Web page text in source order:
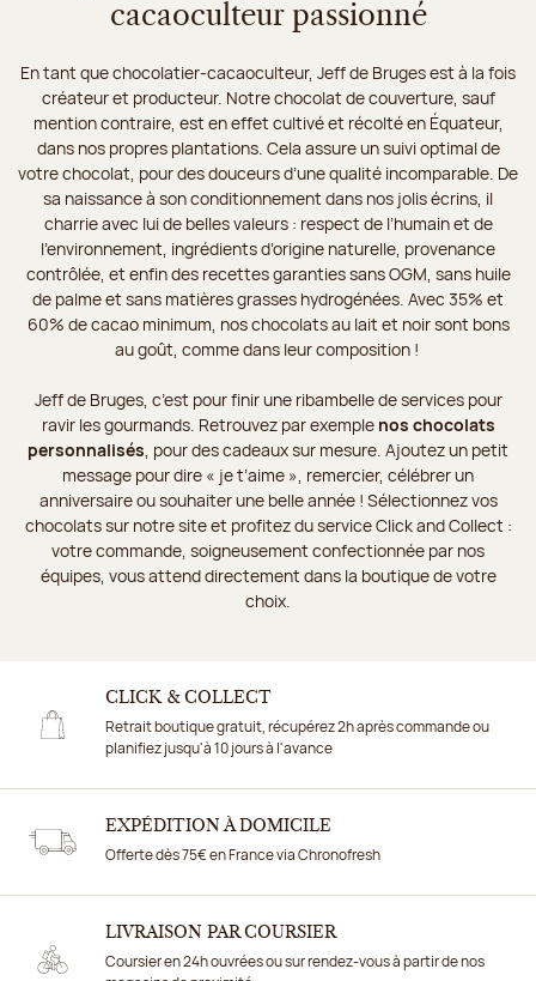
cacaoculteur passionné
En tant que chocolatier-cacaoculteur, Jeff de Bruges est à la fois
créateur et producteur. Notre chocolat de couverture, sauf
mention contraire, est en effet cultivé et récolté en Équateur,
dans nos propres plantations. Cela assure un suivi optimal de
votre chocolat, pour des douceurs d’une qualité incomparable. De
sa naissance à son conditionnement dans nos jolis écrins, il
charrie avec lui de belles valeurs : respect de l’humain et de
l’environnement, ingrédients d’origine naturelle, provenance
contrôlée, et enfin des recettes garanties sans OGM, sans huile
de palme et sans matières grasses hydrogénées. Avec 35% et
60% de cacao minimum, nos chocolats au lait et noir sont bons
au goût, comme dans leur composition !
Jeff de Bruges, c’est pour finir une ribambelle de services pour
ravir les gourmands. Retrouvez par exemple nos chocolats
personnalisés , pour des cadeaux sur mesure. Ajoutez un petit
message pour dire « je t’aime », remercier, célébrer un
anniversaire ou souhaiter une belle année ! Sélectionnez vos
chocolats sur notre site et profitez du service Click and Collect :
votre commande, soigneusement confectionnée par nos
équipes, vous attend directement dans la boutique de votre
choix.
CLICK & COLLECT
Retrait boutique gratuit, récupérez 2h après commande ou
planifiez jusqu'à 10 jours à l'avance
EXPÉDITION À DOMICILE
Offerte dès 75€ en France via Chronofresh
LIVRAISON PAR COURSIER
Coursier en 24h ouvrées ou sur rendez-vous à partir de nos